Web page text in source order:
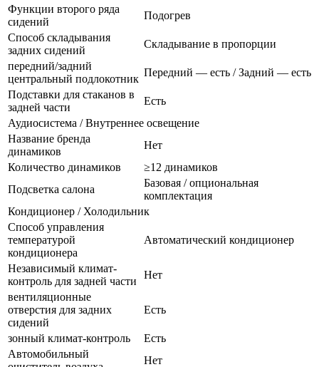
Функции второго ряда
сидений
Подогрев
Способ складывания
задних сидений
Складывание в пропорции
передний/задний
центральный подлокотник
Передний — есть / Задний — есть
Подставки для стаканов в
задней части
Есть
Аудиосистема / Внутреннее освещение
Название бренда
динамиков
Нет
Количество динамиков
≥12 динамиков
Подсветка салона
Базовая / опциональная
комплектация
Кондиционер / Холодильник
Способ управления
температурой
кондиционера
Автоматический кондиционер
Независимый климат-
контроль для задней части
Нет
вентиляционные
отверстия для задних
сидений
Есть
зонный климат-контроль
Есть
Автомобильный
Нет